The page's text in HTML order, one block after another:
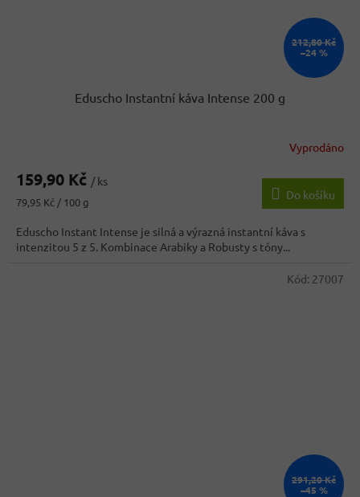
212,80 Kč
–24 %
Eduscho Instantní káva Intense 200 g
Vyprodáno
159,90 Kč / ks
Měrná
79,95 Kč / 100 g
Do košíku
Eduscho Instant Intense je silná a výrazná instantní káva s
intenzitou 5 z 5. Kombinace Arabiky a Robusty s tóny...
291,20 Kč
–45 %
Kód: 27007